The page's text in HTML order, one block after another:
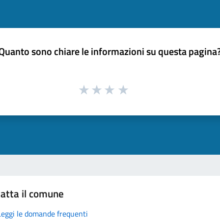
sono chiare le informazioni su questa
il comune
le domande frequenti